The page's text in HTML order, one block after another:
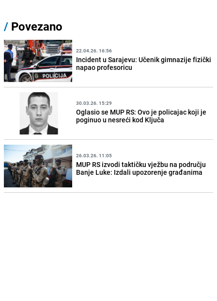
/ Povezano
22.04.26. 16:56
Incident u Sarajevu: Učenik gimnazije fizički
napao profesoricu
30.03.26. 15:29
Oglasio se MUP RS: Ovo je policajac koji je
poginuo u nesreći kod Ključa
26.03.26. 11:05
MUP RS izvodi taktičku vježbu na području
Banje Luke: Izdali upozorenje građanima